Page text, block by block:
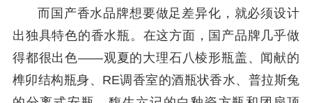
而国产香水品牌想要做足差异化，就必须设计
出独具特色的香水瓶。在这方面，国产品牌几乎做
得都很出色——观夏的大理石八棱形瓶盖、闻献的
榫卯结构瓶身、RE调香室的酒瓶状香水、普拉斯兔